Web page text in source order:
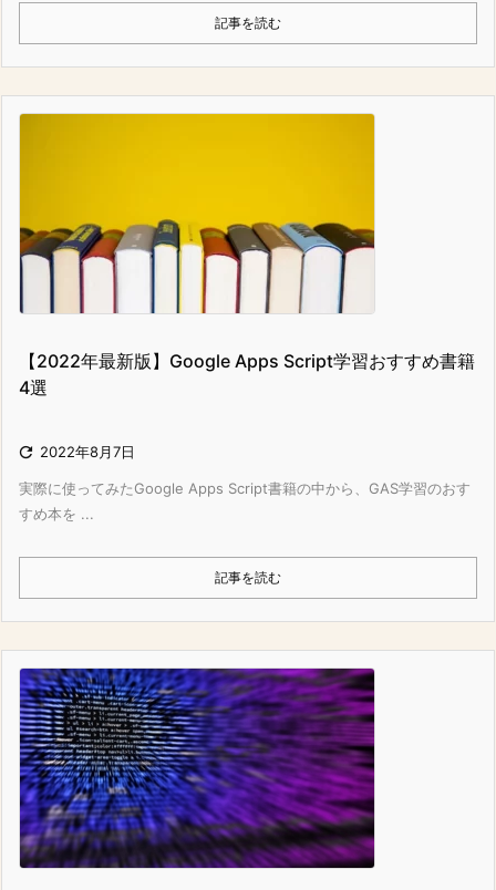
記事を読む
【2022年最新版】Google Apps Script学習おすすめ書籍
4選
 2022年8月7日
実際に使ってみたGoogle Apps Script書籍の中から、GAS学習のおす
すめ本を ...
記事を読む